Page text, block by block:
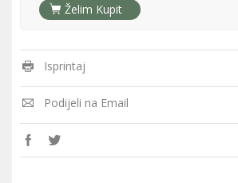
Želim Kupit
Isprintaj
Podijeli na Email